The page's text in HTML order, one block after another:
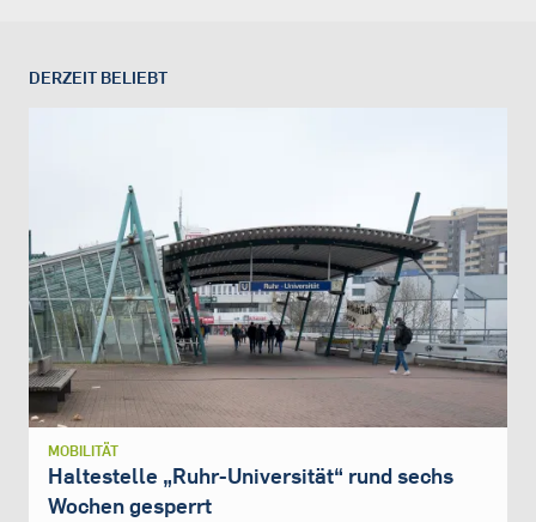
DERZEIT BELIEBT
MOBILITÄT
Haltestelle „Ruhr-Universität“ rund sechs
Wochen gesperrt